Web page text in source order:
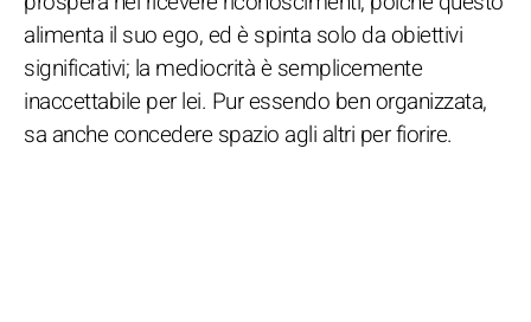
alimenta il suo ego, ed è spinta solo da obiettivi
significativi; la mediocrità è semplicemente
inaccettabile per lei. Pur essendo ben organizzata,
sa anche concedere spazio agli altri per fiorire.